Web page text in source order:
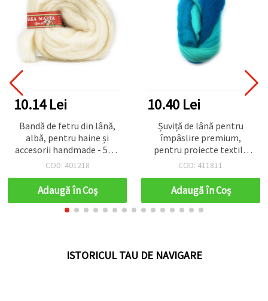
10.14 Lei
Bandă de fetru din lână,
albă, pentru haine și
accesorii handmade - 50 g
~ 1,8 m
COD: 401218
Adaugă în Coş
10.40 Lei
Șuviță de lână pentru
împâslire premium,
pentru proiecte textile
nețesute, nuanțe turcoaz -
COD: 411811
Adaugă în Coş
ISTORICUL TAU DE NAVIGARE